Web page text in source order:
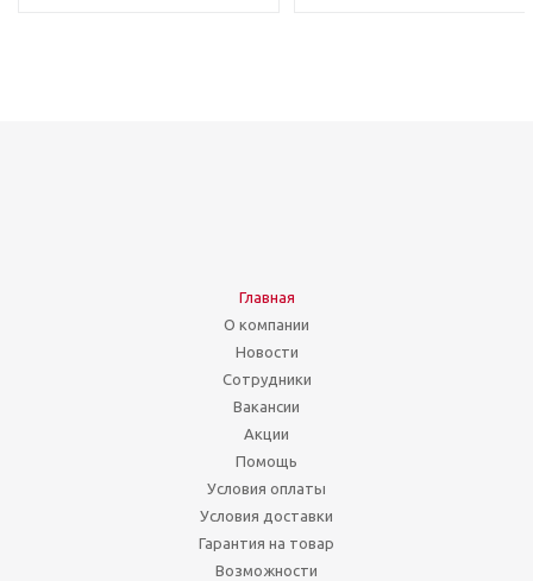
Главная
О компании
Новости
Сотрудники
Вакансии
Акции
Помощь
Условия оплаты
Условия доставки
Гарантия на товар
Возможности